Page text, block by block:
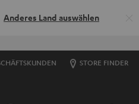
Anderes Land auswählen
STORE FINDER